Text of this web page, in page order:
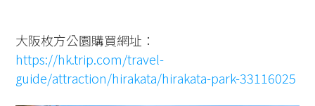
大阪枚方公園購買網址：
https://hk.trip.com/travel-
guide/attraction/hirakata/hirakata-park-33116025